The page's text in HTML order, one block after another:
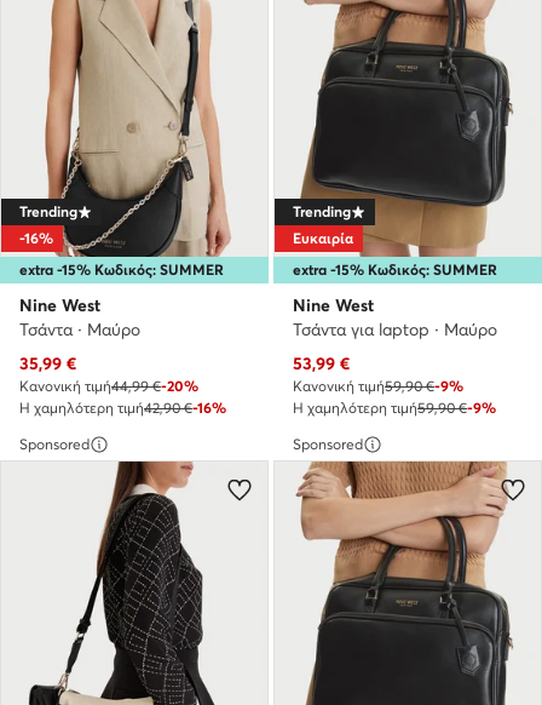
extra -15% Κωδικός: SUMMER
Trending
-16%
Nine West
Τσάντα · Μαύρο
Τρέχουσα τιμή
35,99 €
Κανονική τιμή44,99 €-20%
Η χαμηλότερη τιμή42,90 €-16%
extra -15% Κωδικός: SUMMER
Trending
Ευκαιρία
Nine West
Τσάντα για laptop · Μαύρο
Τρέχουσα τιμή
53,99 €
Κανονική τιμή59,90 €-9%
Η χαμηλότερη τιμή59,90 €-9%
Sponsored
Sponsored